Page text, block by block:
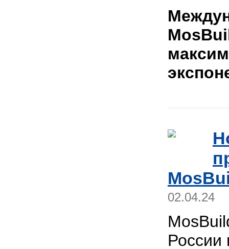
02.04.24
России